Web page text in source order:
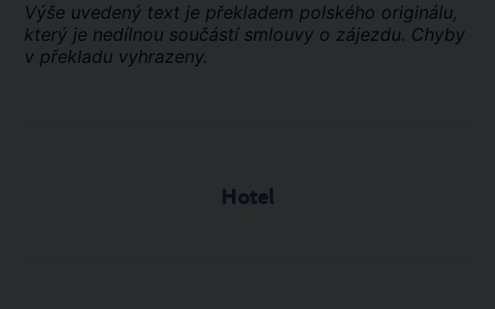
Výše uvedený text je překladem polského originálu,
který je nedílnou součástí smlouvy o zájezdu. Chyby
v překladu vyhrazeny.
Hotel